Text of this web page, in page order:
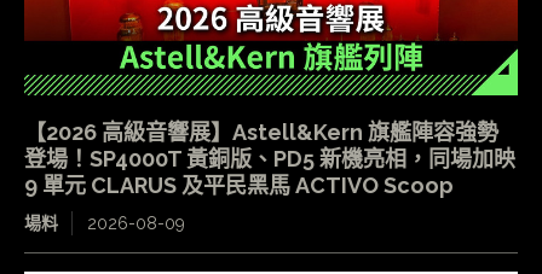
【2026 高級音響展】Astell&Kern 旗艦陣容強勢
登場！SP4000T 黃銅版、PD5 新機亮相，同場加映
9 單元 CLARUS 及平民黑馬 ACTIVO Scoop
場料 2026-08-09